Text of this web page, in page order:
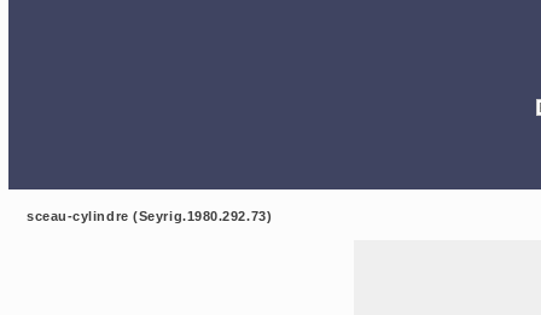
sceau-cylindre (Seyrig.1980.292.73)